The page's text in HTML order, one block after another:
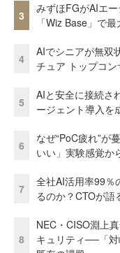
3
みずほFGがAIエ
「Wiz Base」で
4
AIでシニアが無双
チュア トップコン
5
AIと安全に接続さ
ージェント導入を
6
なぜ“PoC疲れ”が
いい」実験感覚か
7
全社AI活用率99％
るのか？CTOが語
8
NEC・CISO淵上
キュリティ──「